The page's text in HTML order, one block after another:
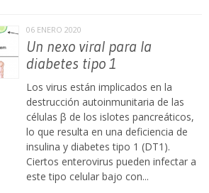
06 ENERO 2020
Un nexo viral para la
diabetes tipo 1
Los virus están implicados en la
destrucción autoinmunitaria de las
células β de los islotes pancreáticos,
lo que resulta en una deficiencia de
insulina y diabetes tipo 1 (DT1).
Ciertos enterovirus pueden infectar a
este tipo celular bajo con...